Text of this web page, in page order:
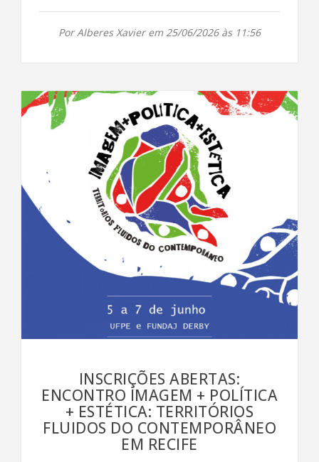
Por Alberes Xavier em 25/06/2026 às 11:56
INSCRIÇÕES ABERTAS:
ENCONTRO IMAGEM + POLÍTICA
+ ESTÉTICA: TERRITÓRIOS
FLUIDOS DO CONTEMPORÂNEO
EM RECIFE